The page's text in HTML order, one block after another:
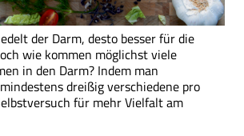
der Darm, desto besser für die
wie kommen möglichst viele
in den Darm? Indem man
dreißig verschiedene pro
für mehr Vielfalt am